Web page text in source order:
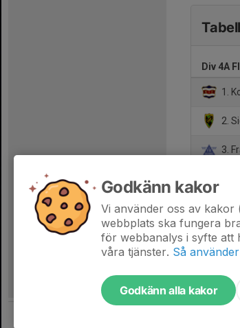
Tabell
Div 4A
1.
2.
3.
5.
Godkänn kakor
Vi använder oss av
webbplats ska fungera
för webbanalys i syfte att
våra tjänster. Så
Godkänn alla kakor